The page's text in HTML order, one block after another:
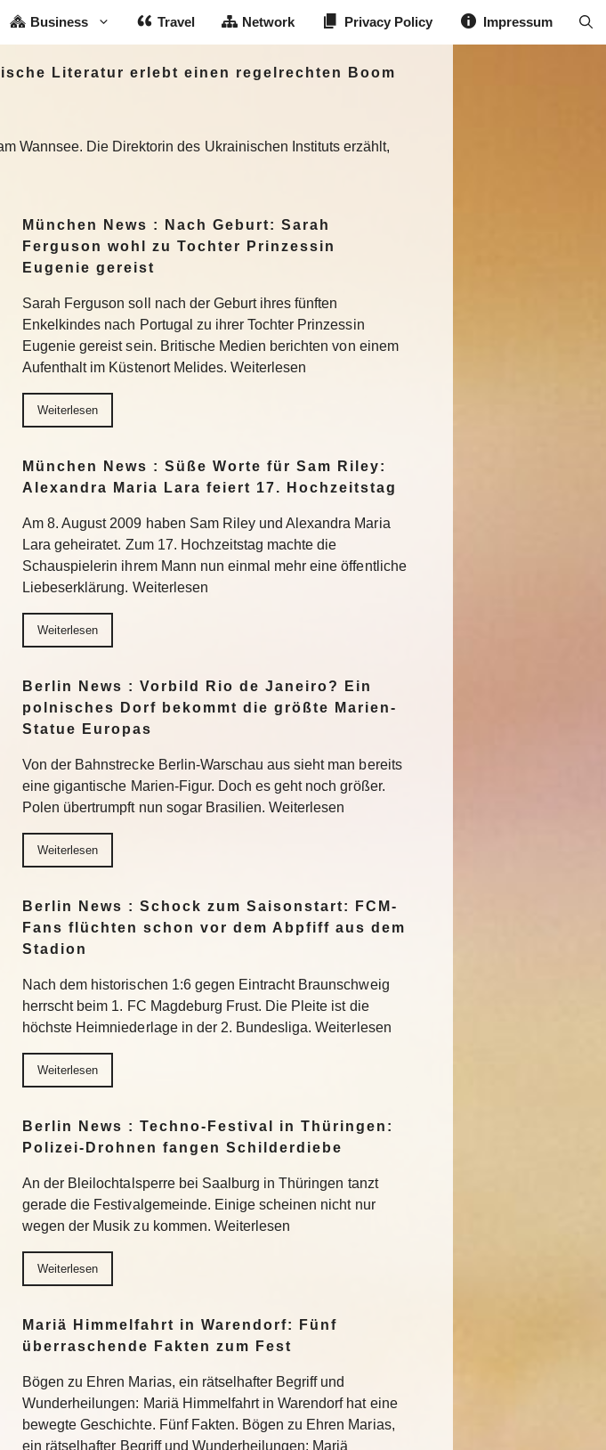
Business Travel Network Privacy Policy Impressum
Literatur erlebt einen regelrechten Boom
Wannsee. Die Direktorin des Ukrainischen Instituts erzählt,
München News : Nach Geburt: Sarah
Ferguson wohl zu Tochter Prinzessin
Eugenie gereist
Sarah Ferguson soll nach der Geburt ihres fünften
Enkelkindes nach Portugal zu ihrer Tochter Prinzessin
Eugenie gereist sein. Britische Medien berichten von einem
Aufenthalt im Küstenort Melides. Weiterlesen
Weiterlesen
München News : Süße Worte für Sam Riley:
Alexandra Maria Lara feiert 17. Hochzeitstag
Am 8. August 2009 haben Sam Riley und Alexandra Maria
Lara geheiratet. Zum 17. Hochzeitstag machte die
Schauspielerin ihrem Mann nun einmal mehr eine öffentliche
Liebeserklärung. Weiterlesen
Weiterlesen
Berlin News : Vorbild Rio de Janeiro? Ein
polnisches Dorf bekommt die größte Marien-
Statue Europas
Von der Bahnstrecke Berlin-Warschau aus sieht man bereits
eine gigantische Marien-Figur. Doch es geht noch größer.
Polen übertrumpft nun sogar Brasilien. Weiterlesen
Weiterlesen
Berlin News : Schock zum Saisonstart: FCM-
Fans flüchten schon vor dem Abpfiff aus dem
Stadion
Nach dem historischen 1:6 gegen Eintracht Braunschweig
herrscht beim 1. FC Magdeburg Frust. Die Pleite ist die
höchste Heimniederlage in der 2. Bundesliga. Weiterlesen
Weiterlesen
Berlin News : Techno-Festival in Thüringen:
Polizei-Drohnen fangen Schilderdiebe
An der Bleilochtalsperre bei Saalburg in Thüringen tanzt
gerade die Festivalgemeinde. Einige scheinen nicht nur
wegen der Musik zu kommen. Weiterlesen
Weiterlesen
Mariä Himmelfahrt in Warendorf: Fünf
überraschende Fakten zum Fest
Bögen zu Ehren Marias, ein rätselhafter Begriff und
Wunderheilungen: Mariä Himmelfahrt in Warendorf hat eine
bewegte Geschichte. Fünf Fakten. Bögen zu Ehren Marias,
ein rätselhafter Begriff und Wunderheilungen: Mariä